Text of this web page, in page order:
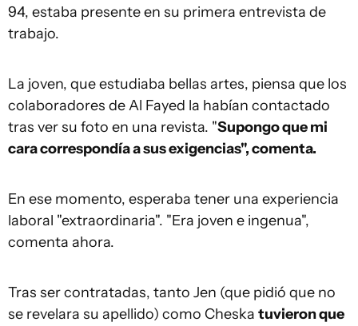
94, estaba presente en su primera entrevista de
trabajo.
La joven, que estudiaba bellas artes, piensa que los
colaboradores de Al Fayed la habían contactado
tras ver su foto en una revista. "Supongo que mi
cara correspondía a sus exigencias", comenta.
En ese momento, esperaba tener una experiencia
laboral "extraordinaria". "Era joven e ingenua",
comenta ahora.
Tras ser contratadas, tanto Jen (que pidió que no
se revelara su apellido) como Cheska tuvieron que